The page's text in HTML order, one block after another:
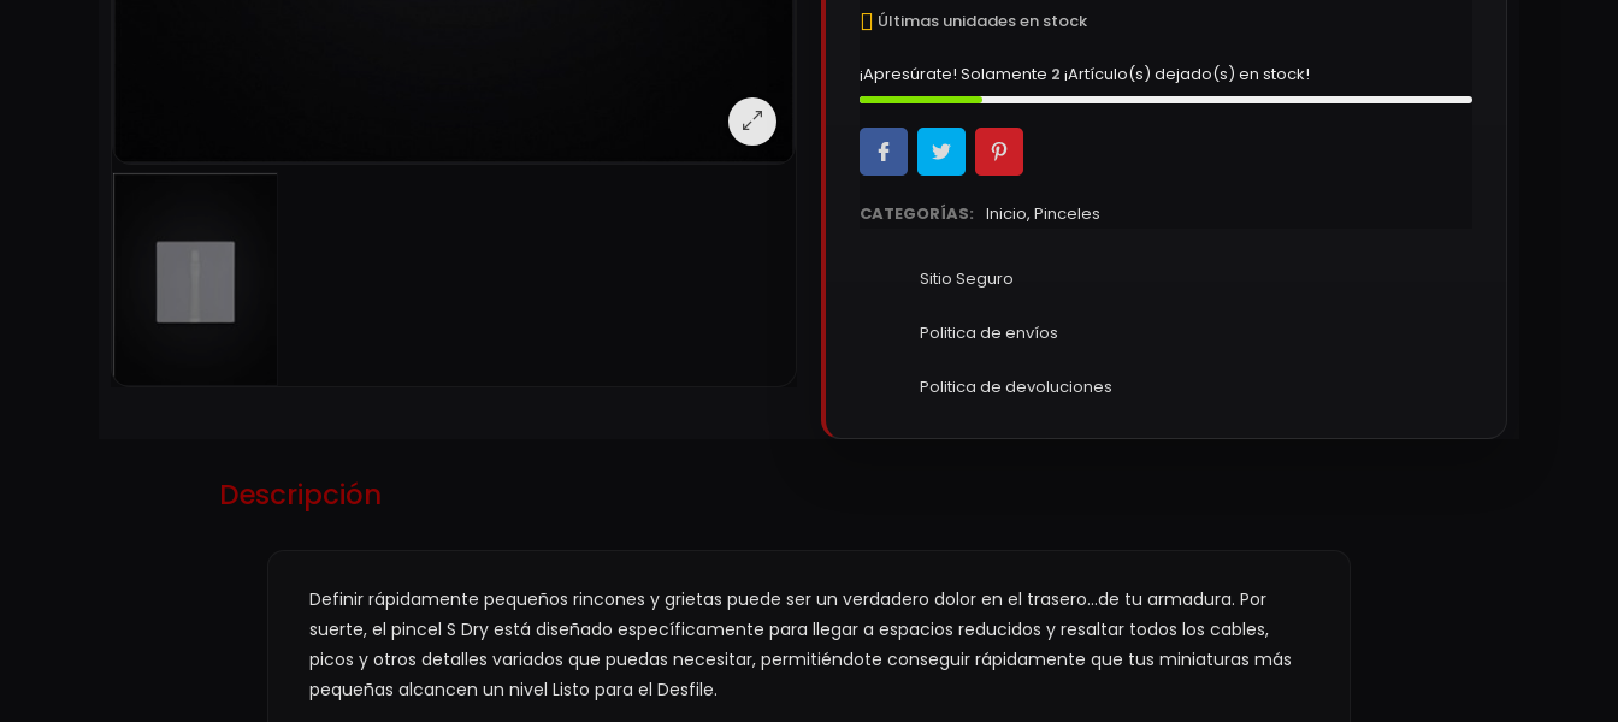
Últimas unidades en stock
¡Apresúrate! Solamente 2 ¡Artículo(s) dejado(s) en stock!
CATEGORÍAS: Inicio, Pinceles
Sitio Seguro
Politica de envíos
Politica de devoluciones
Descripción
Definir rápidamente pequeños rincones y grietas puede ser un verdadero dolor en el trasero...de tu armadura. Por
suerte, el pincel S Dry está diseñado específicamente para llegar a espacios reducidos y resaltar todos los cables,
picos y otros detalles variados que puedas necesitar, permitiéndote conseguir rápidamente que tus miniaturas más
pequeñas alcancen un nivel Listo para el Desfile.